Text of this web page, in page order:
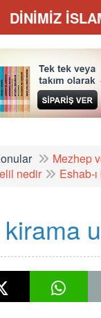
DİNİMİZ
Mezhep
nedir
Eshab-
kirama